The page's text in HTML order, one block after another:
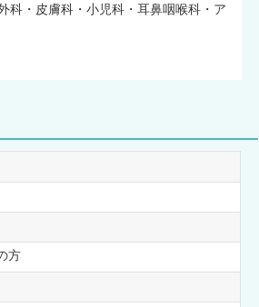
科・皮膚科・小児科・耳鼻咽喉科・ア
方